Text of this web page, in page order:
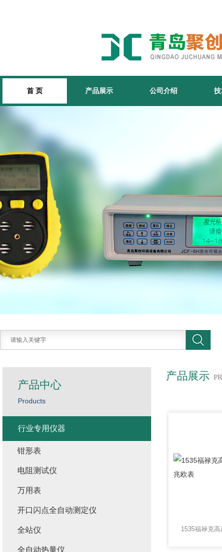
首 页 产品展示 公司介绍
产品展示
产品中心
Products
行业专用仪器
钳形表
电阻测试仪
万用表
开口闪点全自动测定仪
全站仪
全自动热量仪